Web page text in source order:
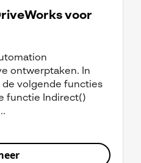
voor
ontwerptaken. In
de volgende functies
functie Indirect()